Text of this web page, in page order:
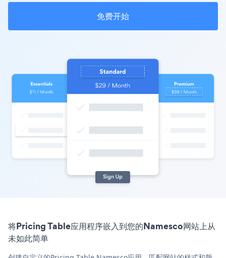
免费开始
将Pricing Table应用程序嵌入到您的Namesco网站上从
未如此简单